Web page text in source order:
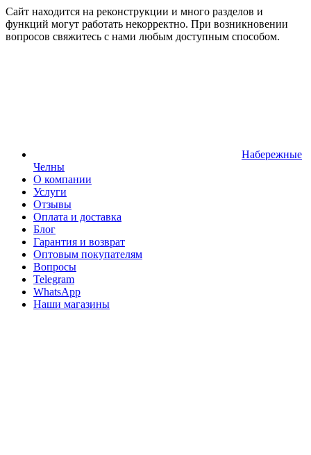
Сайт находится на реконструкции и много разделов и
функций могут работать некорректно. При возникновении
вопросов свяжитесь с нами любым доступным способом.
Набережные
Челны
О компании
Услуги
Отзывы
Оплата и доставка
Блог
Гарантия и возврат
Оптовым покупателям
Вопросы
Telegram
WhatsApp
Наши магазины